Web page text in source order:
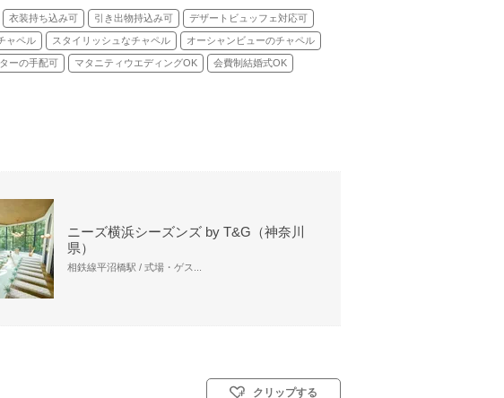
衣装持ち込み可 引き出物持込み可 デザートビュッフェ対応可
ャペル スタイリッシュなチャペル オーシャンビューのチャペル
ーの手配可 マタニティウエディングOK 会費制結婚式OK
ニーズ横浜シーズンズ by T&G（神奈川
県）
相鉄線平沼橋駅 / 式場・ゲス...
クリップする